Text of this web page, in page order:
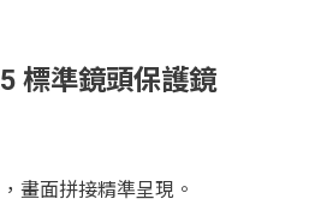
標準鏡頭保護鏡
畫面拼接精準呈現。